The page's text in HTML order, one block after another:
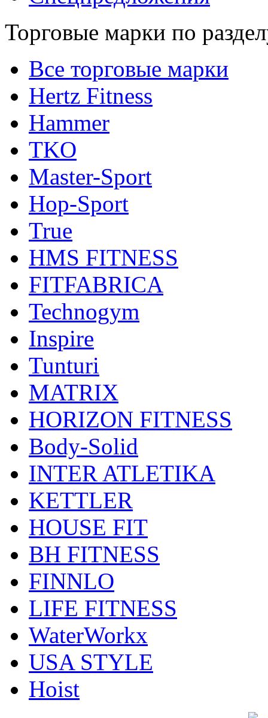
Торговые марки по
Все торговые марки
Hertz Fitness
Hammer
TKO
Master-Sport
Hop-Sport
True
HMS FITNESS
FITFABRICA
Technogym
Inspire
Tunturi
MATRIX
HORIZON FITNESS
Body-Solid
INTER ATLETIKA
KETTLER
HOUSE FIT
BH FITNESS
FINNLO
LIFE FITNESS
WaterWorkx
USA STYLE
Hoist